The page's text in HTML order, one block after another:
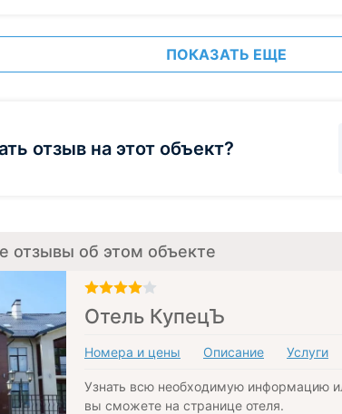
ПОКАЗАТЬ ЕЩЕ
отзыв на этот объект?
отзывы об этом объекте
Отель КупецЪ
Номера и цены Описание Услуги
Узнать всю необходимую информацию
вы сможете на странице отеля.